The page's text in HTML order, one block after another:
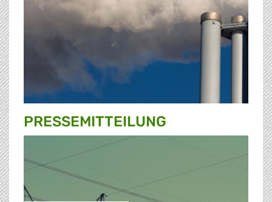
PRESSE­MITTEILUNG